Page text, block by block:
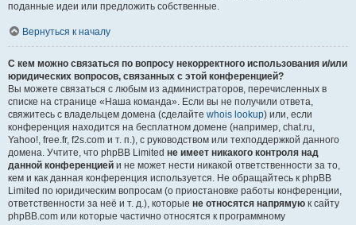
поданные идеи или предложить собственные.
Вернуться к началу
С кем можно связаться по вопросу некорректного использования и/или
юридических вопросов, связанных с этой конференцией?
Вы можете связаться с любым из администраторов, перечисленных в
списке на странице «Наша команда». Если вы не получили ответа,
свяжитесь с владельцем домена (сделайте whois lookup) или, если
конференция находится на бесплатном домене (например, chat.ru,
Yahoo!, free.fr, f2s.com и т. п.), с руководством или техподдержкой данного
домена. Учтите, что phpBB Limited не имеет никакого контроля над
данной конференцией и не может нести никакой ответственности за то,
кем и как данная конференция используется. Не обращайтесь к phpBB
Limited по юридическим вопросам (о приостановке работы конференции,
ответственности за неё и т. д.), которые не относятся напрямую к сайту
phpBB.com или которые частично относятся к программному